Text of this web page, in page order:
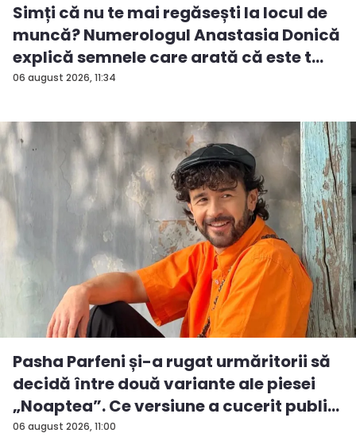
06 august 2026, 11:34
Simți că nu te mai regăsești la locul de
muncă? Numerologul Anastasia Donică
explică semnele care arată că este t...
06 august 2026, 11:00
Pasha Parfeni și-a rugat urmăritorii să
decidă între două variante ale piesei
„Noaptea”. Ce versiune a cucerit publi...